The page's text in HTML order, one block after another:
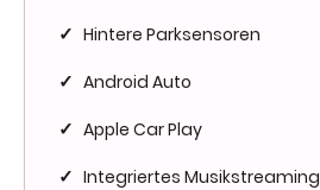
✓ Hintere Parksensoren
✓ Android Auto
✓ Apple Car Play
✓ Integriertes Musikstreaming